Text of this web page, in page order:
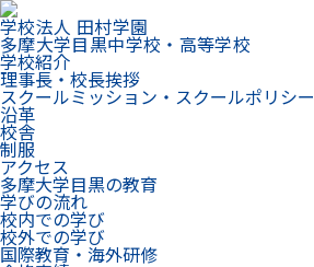
学校法人 田村学園
多摩大学目黒中学校・高等学校
学校紹介
理事長・校長挨拶
スクールミッション・スクールポリシー
沿革
校舎
制服
アクセス
多摩大学目黒の教育
学びの流れ
校内での学び
校外での学び
国際教育・海外研修